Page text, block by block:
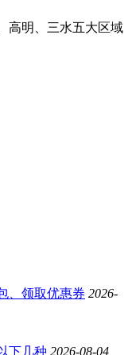
高明、三水五大区域
、领取优惠券 2026-
下几种 2026-08-04